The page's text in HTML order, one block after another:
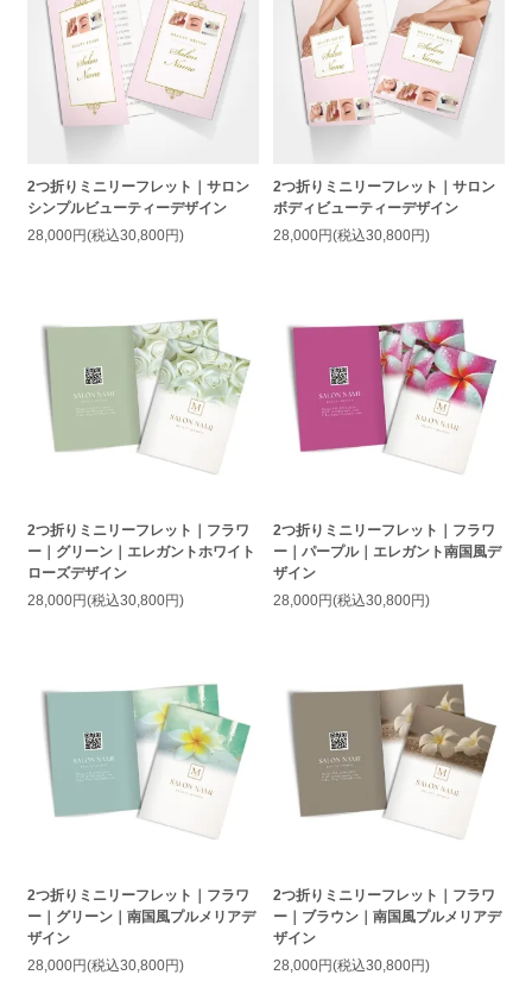
2つ折りミニリーフレット｜サロン
シンプルビューティーデザイン
28,000円(税込30,800円)
2つ折りミニリーフレット｜サロン
ボディビューティーデザイン
28,000円(税込30,800円)
2つ折りミニリーフレット｜フラワ
ー｜グリーン｜エレガントホワイト
ローズデザイン
28,000円(税込30,800円)
2つ折りミニリーフレット｜フラワ
ー｜パープル｜エレガント南国風デ
ザイン
28,000円(税込30,800円)
2つ折りミニリーフレット｜フラワ
ー｜グリーン｜南国風プルメリアデ
ザイン
28,000円(税込30,800円)
2つ折りミニリーフレット｜フラワ
ー｜ブラウン｜南国風プルメリアデ
ザイン
28,000円(税込30,800円)